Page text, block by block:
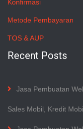
Konfirmasi
Metode Pembayaran
TOS & AUP
Recent Posts
Jasa Pembuatan
Sales Mobil, Kredit